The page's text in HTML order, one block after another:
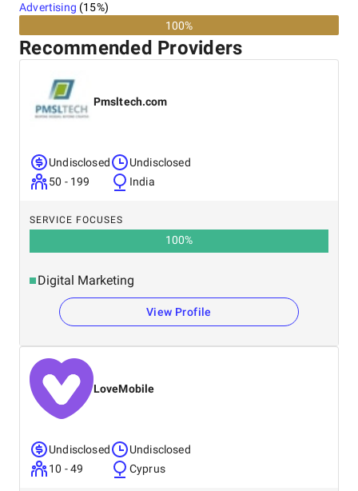
Advertising (15%)
100%
Recommended Providers
Pmsltech.com
Undisclosed
50 - 199
Undisclosed
India
SERVICE FOCUSES
100%
Digital Marketing
View Profile
LoveMobile
Undisclosed
10 - 49
Undisclosed
Cyprus